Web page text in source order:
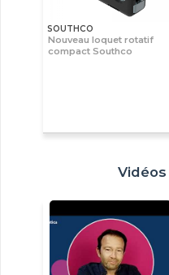
SOUTHCO
Nouveau loquet rotatif
compact Southco